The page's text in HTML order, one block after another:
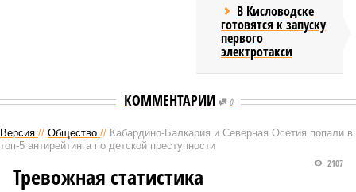
В Кисловодске
готовятся к запуску
первого
электротакси
КОММЕНТАРИИ 0
Версия // Общество // Кабардино-Балкария и Северная Осетия попали в
топ-5 антирейтинга по детской преступности
2107
Тревожная статистика